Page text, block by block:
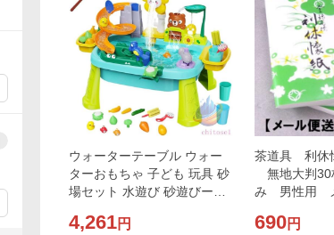
ウォーターテーブル ウォー
ターおもちゃ 子ども 玩具 砂
場セット 水遊び 砂遊びー室
キッズ アウトドア ビーチお
4,261円
茶道具 利休
無地大判30
み 男性用 メ
690円